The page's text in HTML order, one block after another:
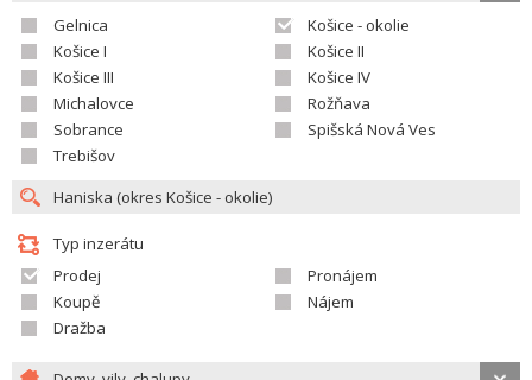
Gelnica
Košice - okolie
Košice I
Košice II
Košice III
Košice IV
Michalovce
Rožňava
Sobrance
Spišská Nová Ves
Trebišov
Typ inzerátu
Prodej
Pronájem
Koupě
Nájem
Dražba